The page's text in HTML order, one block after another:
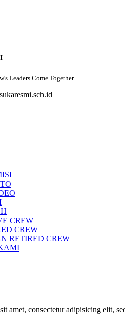
Leaders Come Together
CREW
CREW
RETIRED CREW
amet, consectetur adipisicing elit,